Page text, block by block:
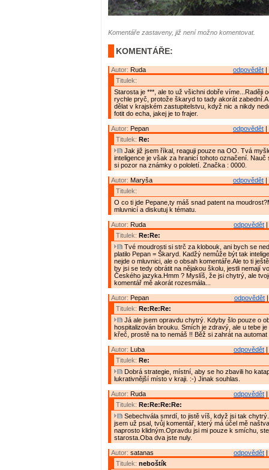
Komentáře zastaveny, již není možno komentovat.
KOMENTÁŘE:
odpovědět |
Autor: Ruda
Titulek:
Starosta je ***, ale to už všichni dobře víme...Raději
rychle pryč, protože škaryd to tady akorát
dělat v krajském zastupitelstvu, když nic a nikdy
fotit do echa, jakej je to frajer.
odpovědět |
Autor: Pepan
Titulek: Re:
Jak již jsem říkal, reaguji pouze na OO. Tvá
inteligence je však za hranicí tohoto označení. Nauč
si pozor na známky o pololetí. Značka : 0000.
odpovědět |
Autor: Maryša
Titulek:
O co ti jde Pepane,ty máš snad patent na
mluvnicí a diskutuj k tématu.
odpovědět
Autor: Ruda
Titulek: Re:Re:
Tvé moudrosti si strč za klobouk, ani bych se
platilo Pepan = Škaryd. Kadžý nemůže být tak
nejde o mluvnici, ale o obsah komentáře.Ale to ti
by jsi se tedy obrátit na nějakou školu, jestli nemají
Českého jazyka.Hmm ? Myslíš, že jsi chytrý, ale
komentář mě akorát rozesmála...
odpovědět
Autor: Pepan
Titulek: Re:Re:Re:
Já ale jsem opravdu chytrý. Kdyby šlo pouze o
hospitalizován brouku. Smích je zdravý, ale u tebe
křeč, prostě na to nemáš !! Běž si zahrát na automat
odpovědět
Autor: Luba
Titulek: Re:
Dobrá strategie, místní, aby se ho zbavili ho
lukrativnější místo v kraji. :-) Jinak souhlas.
odpovědět
Autor: Ruda
Titulek: Re:Re:Re:Re:
Sebechvála smrdí, to jistě víš, když jsi tak
jsem už psal, tvůj komentář, který má účel mě
naprosto klidným.Opravdu jsi mi pouze k smíchu,
starosta.Oba dva jste nuly.
odpovědět
Autor: satanas
Titulek: neboštík